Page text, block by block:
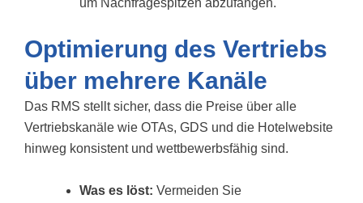
um Nachfragespitzen abzufangen.
Optimierung des Vertriebs
über mehrere Kanäle
Das RMS stellt sicher, dass die Preise über alle
Vertriebskanäle wie OTAs, GDS und die Hotelwebsite
hinweg konsistent und wettbewerbsfähig sind.
Was es löst: Vermeiden Sie